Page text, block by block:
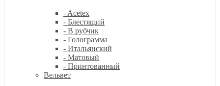
- Acetex
- Блестящий
- В рубчик
- Голограмма
- Итальянский
- Матовый
- Принтованный
Вельвет